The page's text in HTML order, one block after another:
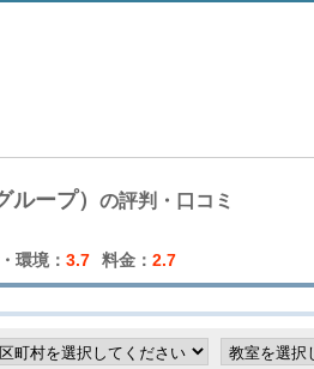
ープ） の評判・口コミ
環境： 3.7 料金： 2.7